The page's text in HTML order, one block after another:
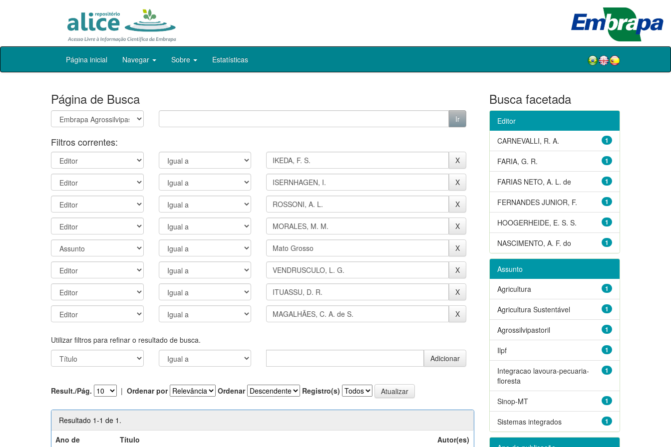
Skip
Página inicial Navegar Sobre Estatísticas
Página de Busca
Filtros correntes:
Utilizar filtros para refinar o resultado de busca.
Result./Pág. | Ordenar por Ordenar Registro(s)
Resultado 1-1 de 1.
Ano de
Título Autor(es)
Busca facetada
Editor
1
CARNEVALLI, R. A.
1
FARIA, G. R.
1
FARIAS NETO, A. L. de
1
FERNANDES JUNIOR, F.
1
HOOGERHEIDE, E. S. S.
1
NASCIMENTO, A. F. do
Assunto
1
Agricultura
1
Agricultura Sustentável
1
Agrossilvipastoril
1
Ilpf
1
Integracao lavoura-pecuaria-
floresta
1
Sinop-MT
1
Sistemas integrados